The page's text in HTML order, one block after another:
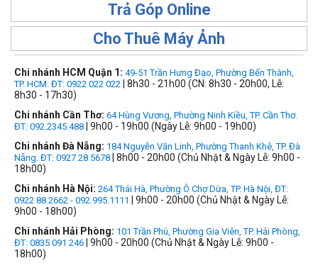
Trả Góp Online
Cho Thuê Máy Ảnh
Chi nhánh HCM Quận 1: 49-51 Trần Hưng Đạo, Phường Bến Thành,
TP. HCM. ĐT: 0922 022 022 | 8h30 - 21h00 (CN: 8h30 - 20h00, Lễ:
8h30 - 17h30)
Chi nhánh Cần Thơ: 64 Hùng Vương, Phường Ninh Kiều, TP. Cần Thơ.
ĐT: 092.2345.488 | 9h00 - 19h00 (Ngày Lễ: 9h00 - 19h00)
Chi nhánh Đà Nẵng: 184 Nguyễn Văn Linh, Phường Thanh Khê, TP. Đà
Nẵng. ĐT: 0927 28 5678 | 8h00 - 20h00 (Chủ Nhật & Ngày Lễ: 9h00 -
18h00)
Chi nhánh Hà Nội: 264 Thái Hà, Phường Ô Chợ Dừa, TP. Hà Nội, ĐT:
0922 88 2662 - 092.995.1111
| 9h00 - 20h00 (Chủ Nhật & Ngày Lễ:
9h00 - 18h00)
Chi nhánh Hải Phòng: 101 Trần Phú, Phường Gia Viên, TP. Hải Phòng,
ĐT: 0835 091 246 | 9h00 - 20h00 (Chủ Nhật & Ngày Lễ: 9h00 -
18h00)